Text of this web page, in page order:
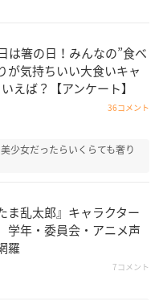
は箸の日！みんなの”食べ
が気持ちいい大食いキャ
えば？【アンケート】
36コメント
少女だったらいくらても奢り
ま乱太郎』キャラクター
年・委員会・アニメ声
羅
7コメント